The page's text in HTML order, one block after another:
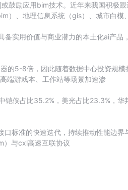
鼓励应用bim技术。近年来我国积极跟
）、地理信息系统（gis）、城市白模、
备实用价值与商业潜力的本土化ai产品
的5-8倍，因此随着数据中心投资规模
端游戏本、工作站等场景加速渗
铠侠占比35.2%，美光占比23.3%，华
标准的快速迭代，持续推动性能边界
）与cxl高速互联协议